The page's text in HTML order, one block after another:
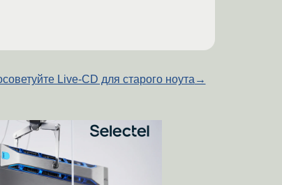
Live-CD для старого ноута →